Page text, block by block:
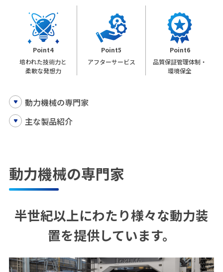
Point4
培われた技術力と
柔軟な発想力
Point5
アフターサービス
Point6
品質保証管理体制・
環境保全
動力機械の専門家
主な製品紹介
動力機械の専門家
半世紀以上にわたり様々な動力装
置を提供しています。